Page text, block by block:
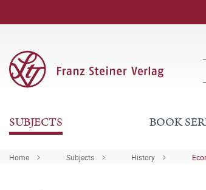
SUBJECTS BOOK
Home Subjects History